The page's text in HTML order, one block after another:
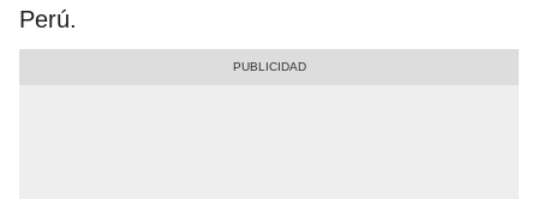
Perú.